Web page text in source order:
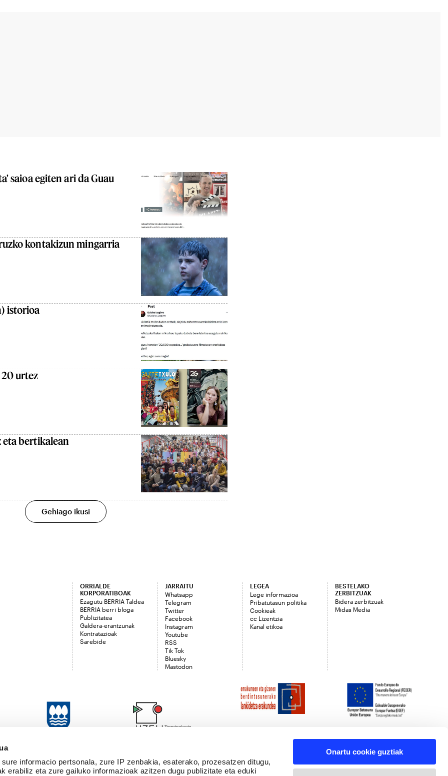
sure informacio pertsonala, zure IP zenbakia, esaterako, prozesatzen ditugu,
erabiliz eta zure gailuko informazioak azitzen dugu publizitate eta eduki
Onartu cookie guztiak
saioa egiten ari da Guau
kontakizun mingarria
istorioa
urtez
eta bertikalean
Gehiago ikusi
ORRIALDE
KORPORATIBOAK
Ezagutu BERRIA Taldea
BERRIA berri bloga
Publizitatea
Galdera-erantzunak
Kontratazioak
Sarebide
JARRAITU
Whatsapp
Telegram
Twitter
Facebook
Instagram
Youtube
RSS
Tik Tok
Bluesky
Mastodon
LEGEA
Lege informazioa
Pribatutasun politika
Cookieak
cc Lizentzia
Kanal etikoa
BESTELAKO
ZERBITZUAK
Bidera zerbitzuak
Midas Media